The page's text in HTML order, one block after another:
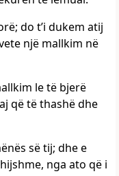
do t’i dukem atij
një mallkim në
le të bjerë
që të thashë dhe
së tij; dhe e
nga ato që i